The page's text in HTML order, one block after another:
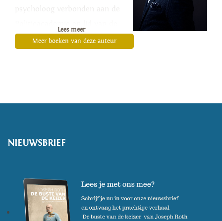
Raad van Toezicht van
Lees meer
Meer boeken van deze auteur
NIEUWSBRIEF